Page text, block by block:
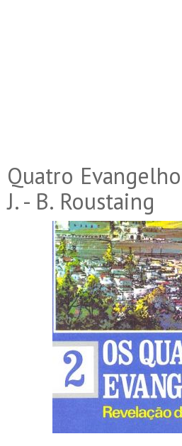
Quatro
J. - B. Roustaing